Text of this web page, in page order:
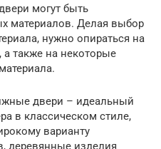
могут быть
материалов. Делая выбор
нужно опираться на
также на некоторые
двери – идеальный
в классическом стиле,
варианту
деревянные изделия